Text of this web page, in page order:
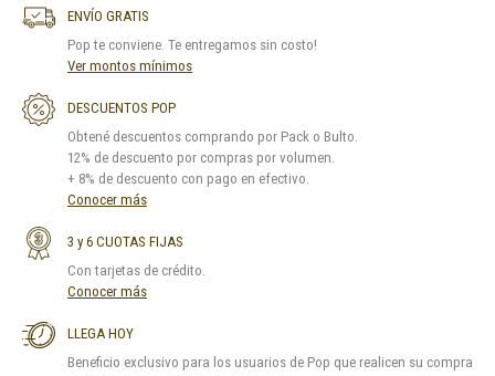
ENVÍO GRATIS
Pop te conviene. Te entregamos sin costo!
Ver montos mínimos
DESCUENTOS POP
Obtené descuentos comprando por Pack o Bulto.
12% de descuento por compras por volumen.
+ 8% de descuento con pago en efectivo.
Conocer más
3 y 6 CUOTAS FIJAS
Con tarjetas de crédito.
Conocer más
LLEGA HOY
Beneficio exclusivo para los usuarios de Pop que realicen su compra